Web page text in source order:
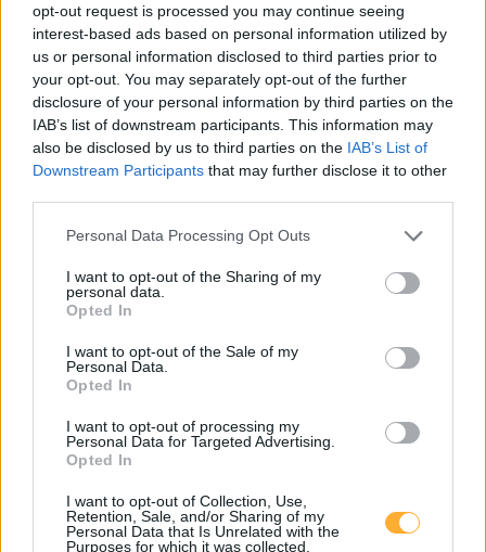
opt-out request is processed you may continue seeing
interest-based ads based on personal information utilized by
us or personal information disclosed to third parties prior to
your opt-out. You may separately opt-out of the further
disclosure of your personal information by third parties on the
IAB’s list of downstream participants. This information may
also be disclosed by us to third parties on the IAB’s List of
Downstream Participants that may further disclose it to other
Personal Data Processing Opt Outs
I want to opt-out of the Sharing of my
personal data.
Opted In
I want to opt-out of the Sale of my
Personal Data.
Opted In
I want to opt-out of processing my
Personal Data for Targeted Advertising.
Opted In
I want to opt-out of Collection, Use,
Retention, Sale, and/or Sharing of my
Personal Data that Is Unrelated with the
Purposes for which it was collected.
8,9
AT_Orthuber Box_2620_008 öffentlich
Augasse 22
8,9
AT_Orthuber_2620_001 öffentlich
Augasse 22
8,9
AT_Orthuber Box_2620_007 öffentlich
Augasse 22
ARBÖ Wiener Neustadt
Pfarrer-Karl-Schilling-Gasse 6-8
0,45
STQ Weissenböck Büro
Weissenböckstraße 1
0,65
BILLA Neunkirchen Wiener Strasse
Wienerstraße 82
0,65
Warth, Gemeindeamt
Marktplatz 3